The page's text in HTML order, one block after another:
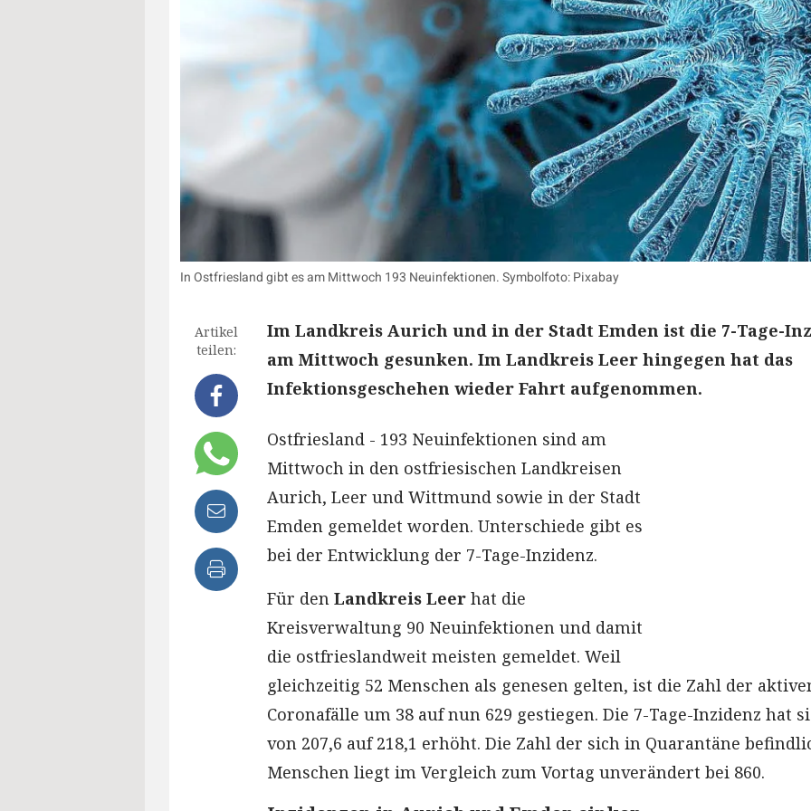
In Ostfriesland gibt es am Mittwoch 193 Neuinfektionen. Symbolfoto: Pixabay
Artikel
teilen:
Im Landkreis Aurich und in der Stadt Emden ist die 7-Tage-
am Mittwoch gesunken. Im Landkreis Leer hingegen hat das
Infektionsgeschehen wieder Fahrt aufgenommen.
Ostfriesland - 193 Neuinfektionen sind am
Mittwoch in den ostfriesischen Landkreisen
Aurich, Leer und Wittmund sowie in der Stadt
Emden gemeldet worden. Unterschiede gibt es
bei der Entwicklung der 7-Tage-Inzidenz.
Für den Landkreis Leer hat die
Kreisverwaltung 90 Neuinfektionen und damit
die ostfrieslandweit meisten gemeldet. Weil
gleichzeitig 52 Menschen als genesen gelten, ist die Zahl der
Coronafälle um 38 auf nun 629 gestiegen. Die 7-Tage-Inzidenz hat
von 207,6 auf 218,1 erhöht. Die Zahl der sich in Quarantäne
Menschen liegt im Vergleich zum Vortag unverändert bei 860.